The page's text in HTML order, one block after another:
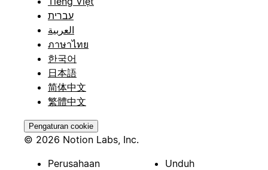
עברית
العربية
ภาษาไทย
한국어
日本語
简体中文
繁體中文
Pengaturan cookie
© 2026 Notion Labs, Inc.
Perusahaan
Unduh